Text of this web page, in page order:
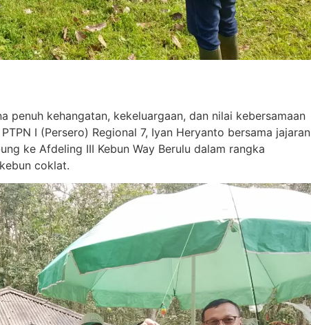
penuh kehangatan, kekeluargaan, dan nilai kebersamaan
I (Persero) Regional 7, Iyan Heryanto bersama jajaran
ke Afdeling III Kebun Way Berulu dalam rangka
coklat.